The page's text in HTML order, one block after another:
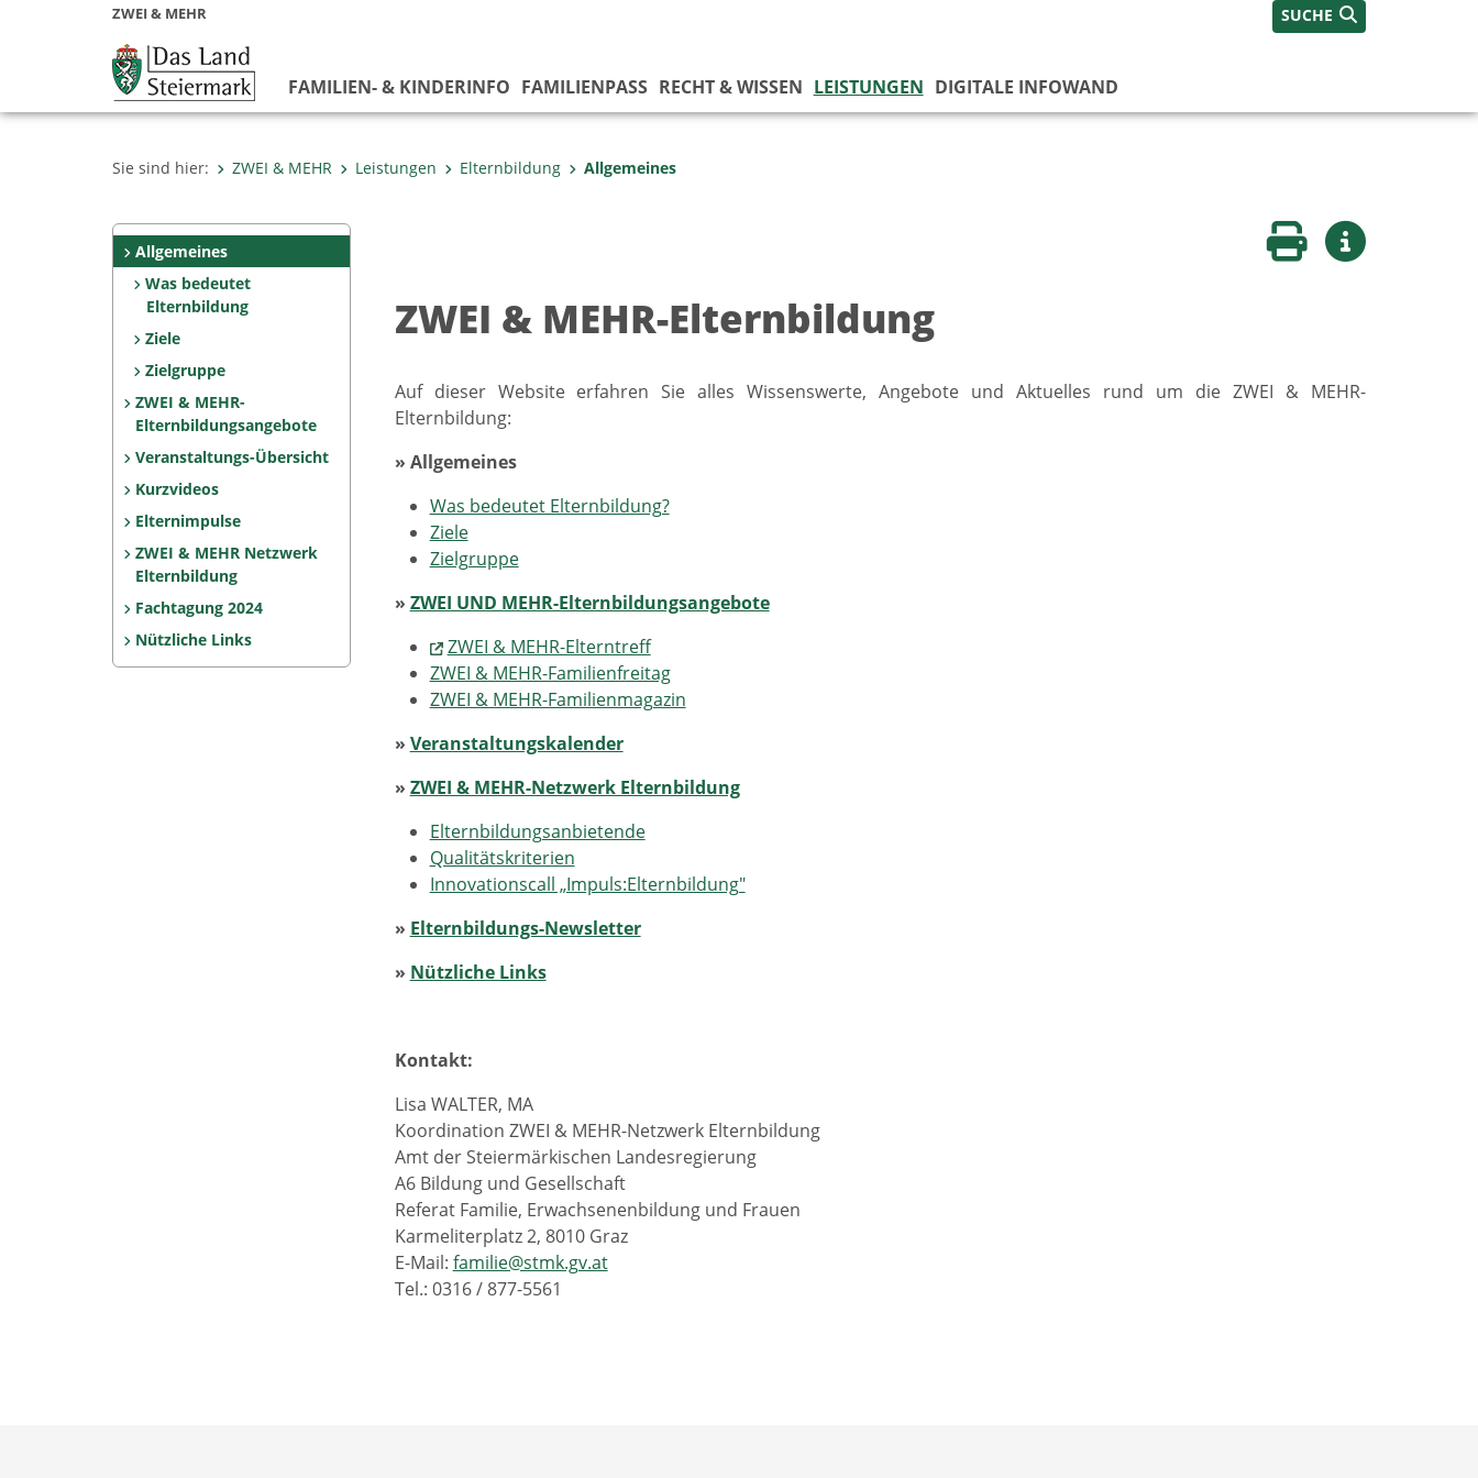
ZWEI & MEHR SUCHE
FAMILIEN- & KINDERINFO FAMILIENPASS RECHT & WISSEN LEISTUNGEN DIGITALE INFOWAND
Sie sind hier: ZWEI & MEHR Leistungen Elternbildung Allgemeines
Allgemeines
Was bedeutet
Elternbildung
Ziele
Zielgruppe
ZWEI & MEHR-
Elternbildungsangebote
Veranstaltungs-Übersicht
Kurzvideos
Elternimpulse
ZWEI & MEHR Netzwerk
Elternbildung
Fachtagung 2024
Nützliche Links
Seite druckenWeitere Infos
ZWEI & MEHR-Elternbildung
Auf dieser Website erfahren Sie alles Wissenswerte, Angebote und Aktuelles rund um die ZWEI & MEHR-
Elternbildung:
» Allgemeines
Was bedeutet Elternbildung?
Ziele
Zielgruppe
» ZWEI UND MEHR-Elternbildungsangebote
ZWEI & MEHR-Elterntreff
ZWEI & MEHR-Familienfreitag
ZWEI & MEHR-Familienmagazin
» Veranstaltungskalender
» ZWEI & MEHR-Netzwerk Elternbildung
Elternbildungsanbietende
Qualitätskriterien
Innovationscall „Impuls:Elternbildung"
» Elternbildungs-Newsletter
» Nützliche Links
Kontakt:
Lisa WALTER, MA
Koordination ZWEI & MEHR-Netzwerk Elternbildung
Amt der Steiermärkischen Landesregierung
A6 Bildung und Gesellschaft
Referat Familie, Erwachsenenbildung und Frauen
Karmeliterplatz 2, 8010 Graz
E-Mail: familie@stmk.gv.at
Tel.: 0316 / 877-5561